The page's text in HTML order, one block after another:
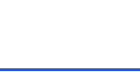
com foco na atuação de
discutidas estratégias